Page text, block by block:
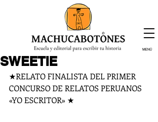
¡Inscríbete hoy!
MENÚ
SWEETIE
★RELATO FINALISTA DEL PRIMER
CONCURSO DE RELATOS PERUANOS
«YO ESCRITOR» ★